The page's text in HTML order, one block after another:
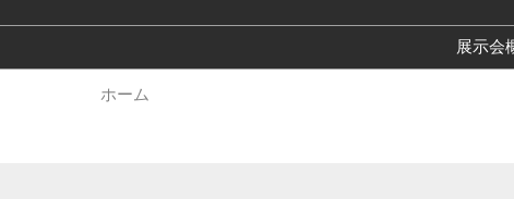
展示会
ホーム